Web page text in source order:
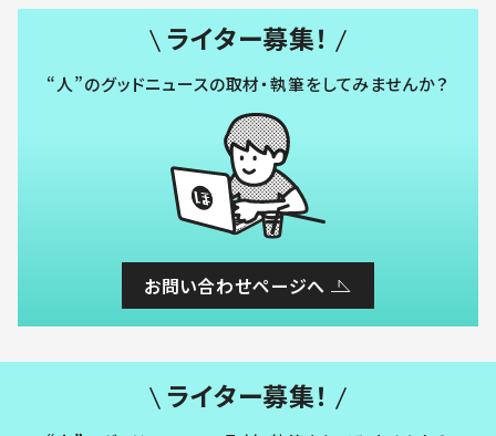
ライター募集！
“人”のグッドニュースの取材・執筆をしてみませんか？
お問い合わせページへ
ライター募集！